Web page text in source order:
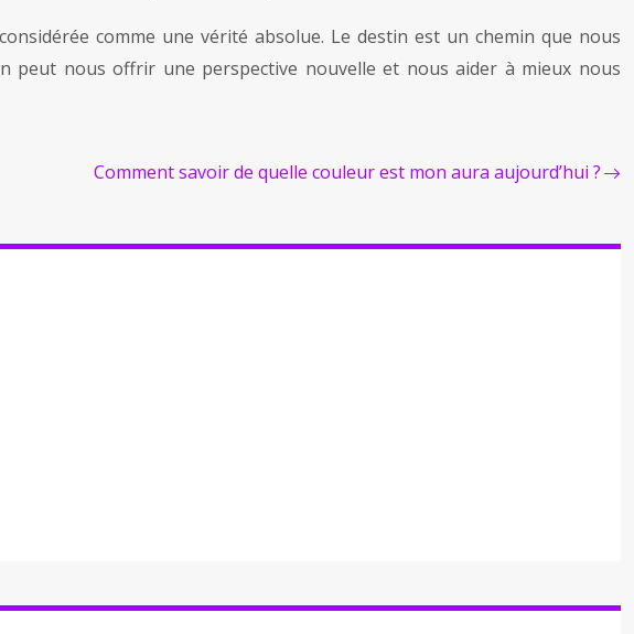
comme une vérité absolue. Le destin est un chemin que nous
peut nous offrir une perspective nouvelle et nous aider à mieux nous
Comment savoir de quelle couleur est mon aura aujourd’hui ?